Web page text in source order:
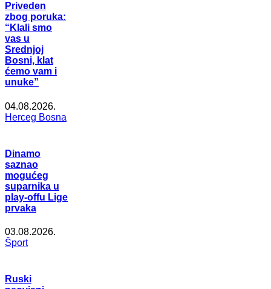
Priveden
zbog poruka:
“Klali smo
vas u
Srednjoj
Bosni, klat
ćemo vam i
unuke”
04.08.2026.
Herceg Bosna
Dinamo
saznao
mogućeg
suparnika u
play-offu Lige
prvaka
03.08.2026.
Šport
Ruski